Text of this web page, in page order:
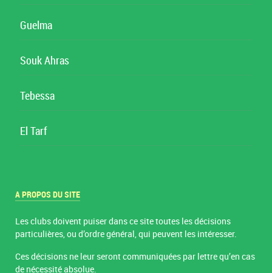
Guelma
Souk Ahras
Tebessa
El Tarf
A PROPOS DU SITE
Les clubs doivent puiser dans ce site toutes les décisions
particulières, ou d’ordre général, qui peuvent les intéresser.
Ces décisions ne leur seront communiquées par lettre qu’en cas
de nécessité absolue.